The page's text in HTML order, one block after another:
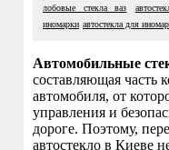
лобовые стекла ваз
иномарки автостекла для
Автомобильные
составляющая часть
автомобиля, от
управления и
дороге. Поэтому,
автостекло в Киеве